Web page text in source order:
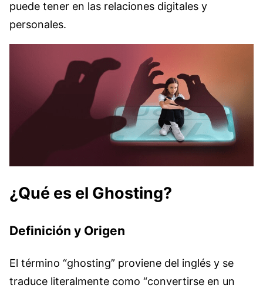
puede tener en las relaciones digitales y
personales.
¿Qué es el Ghosting?
Definición y Origen
El término “ghosting” proviene del inglés y se
traduce literalmente como “convertirse en un